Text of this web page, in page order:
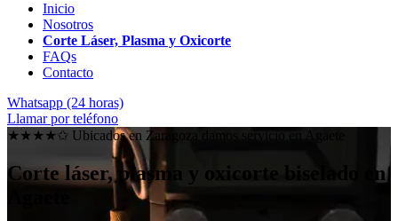
Inicio
Nosotros
Corte Láser, Plasma y Oxicorte
FAQs
Contacto
Whatsapp (24 horas)
Llamar por teléfono
★★★★✩ Ubicados en Zaragoza damos servicio en
Corte láser, plasma y oxicorte biselado en